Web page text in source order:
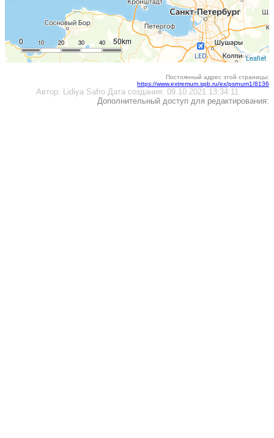
10
0 20 30 40 50km
Leaflet
Постоянный адрес этой страницы:
https://www.extremum.spb.ru/ex/psrnum1/8136
Автор: Lidiya SafroДата создания: 09.10.2021 13:34:11
Дополнительный доступ для редактирования: